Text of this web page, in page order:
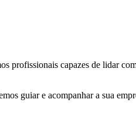
profissionais capazes de lidar
guiar e acompanhar a sua